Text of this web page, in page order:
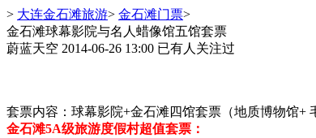
> 大连金石滩旅游> 金石滩门票>
金石滩球幕影院与名人蜡像馆五馆套票
蔚蓝天空 2014-06-26 13:00 已有人关注过
套票内容：球幕影院+金石滩四馆套票（地质博物馆+
金石滩5A级旅游度假村超值套票：